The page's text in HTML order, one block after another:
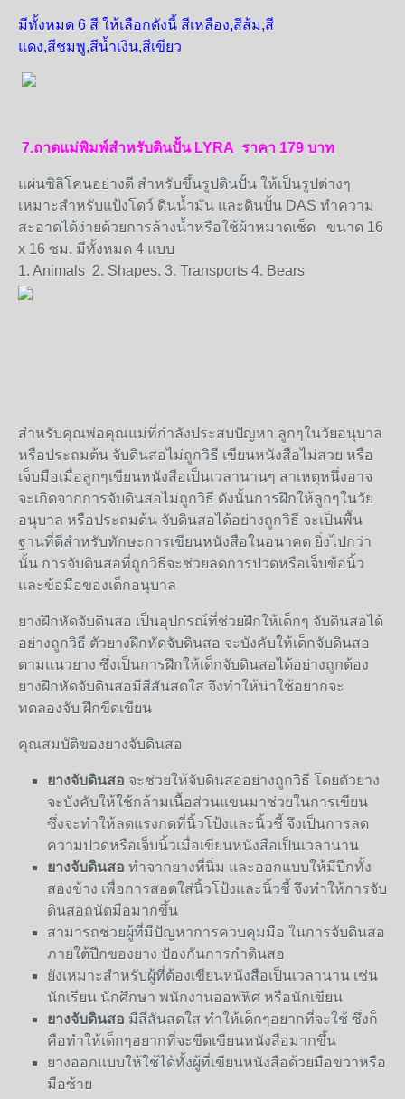
มีทั้งหมด 6 สี ให้เลือกดังนี้ สีเหลือง,สีส้ม,สี
แดง,สีชมพู,สีน้ำเงิน,สีเขียว
7.ถาดแม่พิมพ์สำหรับดินปั้น LYRA ราคา 179 บาท
แผ่นซิลิโคนอย่างดี สำหรับขึ้นรูปดินปั้น ให้เป็นรูปต่างๆ
เหมาะสำหรับแป้งโดว์ ดินน้ำมัน และดินปั้น DAS ทำความ
สะอาดได้ง่ายด้วยการล้างน้ำหรือใช้ผ้าหมาดเช็ด ขนาด 16
x 16 ซม. มีทั้งหมด 4 แบบ
1. Animals 2. Shapes. 3. Transports 4. Bears
สำหรับคุณพ่อคุณแม่ที่กำลังประสบปัญหา ลูกๆในวัยอนุบาล
หรือประถมต้น จับดินสอไม่ถูกวิธี เขียนหนังสือไม่สวย หรือ
เจ็บมือเมื่อลูกๆเขียนหนังสือเป็นเวลานานๆ สาเหตุหนึ่งอาจ
จะเกิดจากการจับดินสอไม่ถูกวิธี ดังนั้นการฝึกให้ลูกๆในวัย
อนุบาล หรือประถมต้น จับดินสอได้อย่างถูกวิธี จะเป็นพื้น
ฐานที่ดีสำหรับทักษะการเขียนหนังสือในอนาคต ยิ่งไปกว่า
นั้น การจับดินสอที่ถูกวิธีจะช่วยลดการปวดหรือเจ็บข้อนิ้ว
และข้อมือของเด็กอนุบาล
ยางฝึกหัดจับดินสอ เป็นอุปกรณ์ที่ช่วยฝึกให้เด็กๆ จับดินสอได้
อย่างถูกวิธี ตัวยางฝึกหัดจับดินสอ จะบังคับให้เด็กจับดินสอ
ตามแนวยาง ซึ่งเป็นการฝึกให้เด็กจับดินสอได้อย่างถูกต้อง
ยางฝึกหัดจับดินสอมีสีสันสดใส จึงทำให้น่าใช้อยากจะ
ทดลองจับ ฝึกขีดเขียน
คุณสมบัติของยางจับดินสอ
ยางจับดินสอ จะช่วยให้จับดินสออย่างถูกวิธี โดยตัวยาง
จะบังคับให้ใช้กล้ามเนื้อส่วนแขนมาช่วยในการเขียน
ซึ่งจะทำให้ลดแรงกดที่นิ้วโป้งและนิ้วชี้ จึงเป็นการลด
ความปวดหรือเจ็บนิ้วเมื่อเขียนหนังสือเป็นเวลานาน
ยางจับดินสอ ทำจากยางที่นิ่ม และออกแบบให้มีปีกทั้ง
สองข้าง เพื่อการสอดใส่นิ้วโป้งและนิ้วชี้ จึงทำให้การจับ
ดินสอถนัดมือมากขึ้น
สามารถช่วยผู้ที่มีปัญหาการควบคุมมือ ในการจับดินสอ
ภายใต้ปีกของยาง ปัองกันการกำดินสอ
ยังเหมาะสำหรับผู้ที่ต้องเขียนหนังสือเป็นเวลานาน เช่น
นักเรียน นักศึกษา พนักงานออฟฟิศ หรือนักเขียน
ยางจับดินสอ มีสีสันสดใส ทำให้เด็กๆอยากที่จะใช้ ซึ่งก็
คือทำให้เด็กๆอยากที่จะขีดเขียนหนังสือมากขึ้น
ยางออกแบบให้ใช้ได้ทั้งผู้ที่เขียนหนังสือด้วยมือขวาหรือ
มือซ้าย